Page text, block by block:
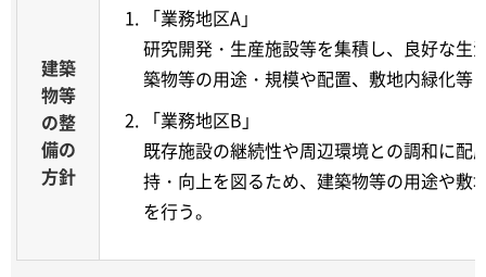
建築
物等
の整
備の
方針
「業務地区A」
研究開発・生産施設等を集積し、良好な生
築物等の用途・規模や配置、敷地内緑化等
「業務地区B」
既存施設の継続性や周辺環境との調和に配
持・向上を図るため、建築物等の用途や敷
を行う。